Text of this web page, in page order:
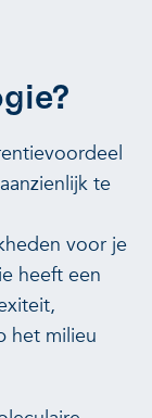
te
voor je
heeft een
het milieu